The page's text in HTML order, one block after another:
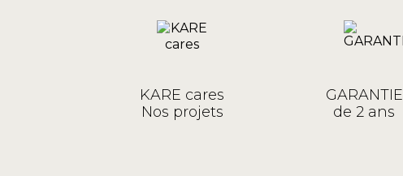
KARE cares
Nos projets
GARANTIE
de 2 ans